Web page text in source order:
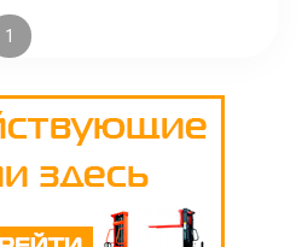
1